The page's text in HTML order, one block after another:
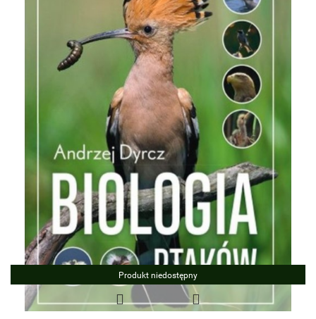
Produkt niedostępny